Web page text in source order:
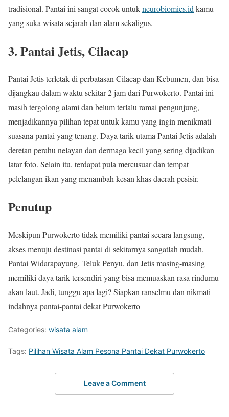
tradisional. Pantai ini sangat cocok untukneurobiomics.id kamu
yang suka wisata sejarah dan alam sekaligus.
3. Pantai Jetis, Cilacap
Pantai Jetis terletak di perbatasan Cilacap dan Kebumen, dan bisa
dijangkau dalam waktu sekitar 2 jam dari Purwokerto. Pantai ini
masih tergolong alami dan belum terlalu ramai pengunjung,
menjadikannya pilihan tepat untuk kamu yang ingin menikmati
suasana pantai yang tenang. Daya tarik utama Pantai Jetis adalah
deretan perahu nelayan dan dermaga kecil yang sering dijadikan
latar foto. Selain itu, terdapat pula mercusuar dan tempat
pelelangan ikan yang menambah kesan khas daerah pesisir.
Penutup
Meskipun Purwokerto tidak memiliki pantai secara langsung,
akses menuju destinasi pantai di sekitarnya sangatlah mudah.
Pantai Widarapayung, Teluk Penyu, dan Jetis masing-masing
memiliki daya tarik tersendiri yang bisa memuaskan rasa rindumu
akan laut. Jadi, tunggu apa lagi? Siapkan ranselmu dan nikmati
indahnya pantai-pantai dekat Purwokerto
Categories: wisata alam
Tags: Pilihan Wisata Alam Pesona Pantai Dekat Purwokerto
Leave a Comment